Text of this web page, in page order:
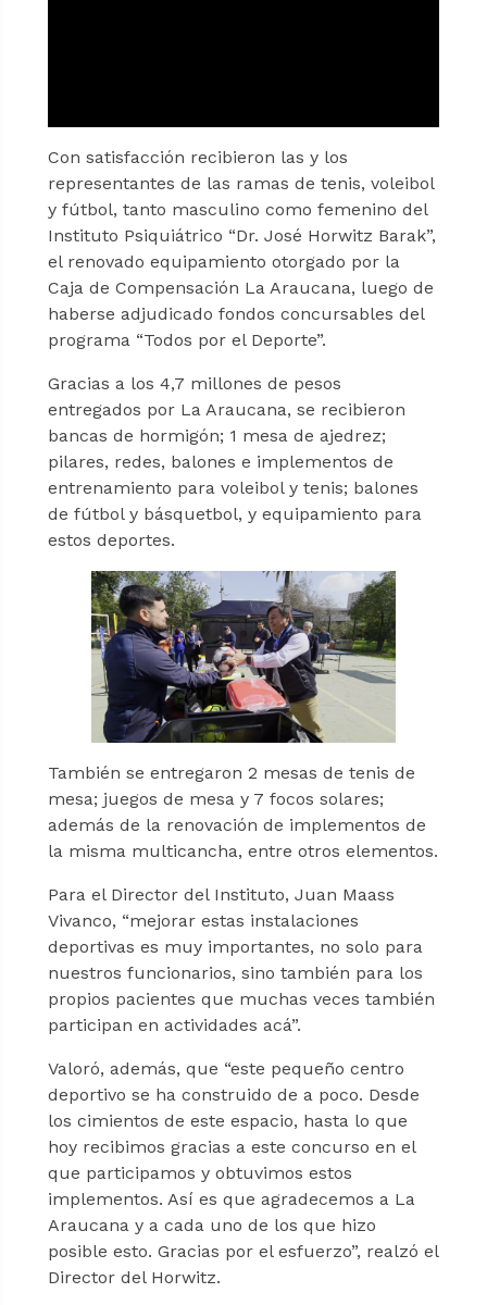
Con satisfacción recibieron las y los
representantes de las ramas de tenis, voleibol
y fútbol, tanto masculino como femenino del
Instituto Psiquiátrico “Dr. José Horwitz Barak”,
el renovado equipamiento otorgado por la
Caja de Compensación La Araucana, luego de
haberse adjudicado fondos concursables del
programa “Todos por el Deporte”.
Gracias a los 4,7 millones de pesos
entregados por La Araucana, se recibieron
bancas de hormigón; 1 mesa de ajedrez;
pilares, redes, balones e implementos de
entrenamiento para voleibol y tenis; balones
de fútbol y básquetbol, y equipamiento para
estos deportes.
También se entregaron 2 mesas de tenis de
mesa; juegos de mesa y 7 focos solares;
además de la renovación de implementos de
la misma multicancha, entre otros elementos.
Para el Director del Instituto, Juan Maass
Vivanco, “mejorar estas instalaciones
deportivas es muy importantes, no solo para
nuestros funcionarios, sino también para los
propios pacientes que muchas veces también
participan en actividades acá”.
Valoró, además, que “este pequeño centro
deportivo se ha construido de a poco. Desde
los cimientos de este espacio, hasta lo que
hoy recibimos gracias a este concurso en el
que participamos y obtuvimos estos
implementos. Así es que agradecemos a La
Araucana y a cada uno de los que hizo
posible esto. Gracias por el esfuerzo”, realzó el
Director del Horwitz.